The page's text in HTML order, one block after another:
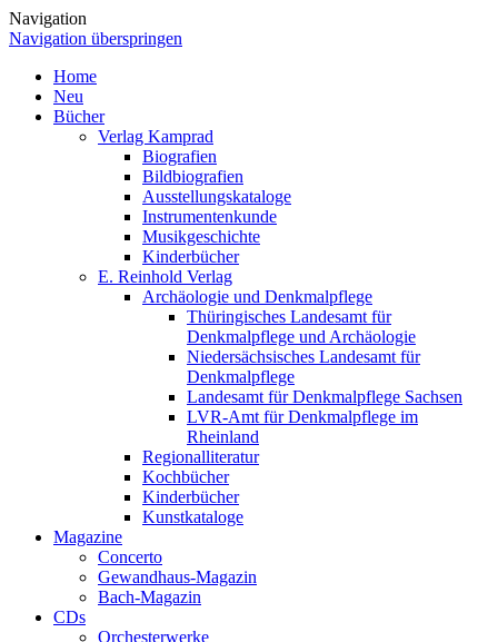
Navigation
Navigation überspringen
Home
Neu
Bücher
Verlag Kamprad
Biografien
Bildbiografien
Ausstellungskataloge
Instrumentenkunde
Musikgeschichte
Kinderbücher
E. Reinhold Verlag
Archäologie und Denkmalpflege
Thüringisches Landesamt für
Denkmalpflege und Archäologie
Niedersächsisches Landesamt für
Denkmalpflege
Landesamt für Denkmalpflege Sachsen
LVR-Amt für Denkmalpflege im
Rheinland
Regionalliteratur
Kochbücher
Kinderbücher
Kunstkataloge
Magazine
Concerto
Gewandhaus-Magazin
Bach-Magazin
CDs
Orchesterwerke